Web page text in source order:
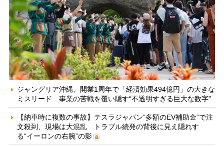
ジャングリア沖縄、開業1周年で「経済効果494億円」の大きな
ミスリード 事業の苦戦を覆い隠す“不透明すぎる巨大な数字”
【納車時に複数の事故】テスラジャパン“多額のEV補助金”で注
文殺到、現場は大混乱 トラブル続発の背後に見え隠れす
る“イーロンの右腕”の影